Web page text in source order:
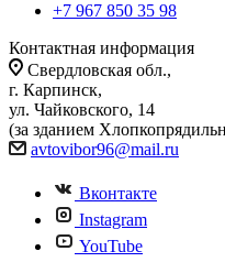
+7 967 850 35 98
Контактная информация
Свердловская обл.,
г. Карпинск,
ул. Чайковского, 14
(за зданием
avtovibor96@mail.ru
Вконтакте
Instagram
YouTube